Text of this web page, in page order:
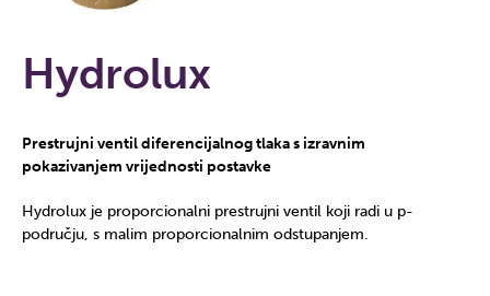
Hydrolux
Prestrujni ventil diferencijalnog tlaka s izravnim
pokazivanjem vrijednosti postavke
Hydrolux je proporcionalni prestrujni ventil koji radi u p-
području, s malim proporcionalnim odstupanjem.